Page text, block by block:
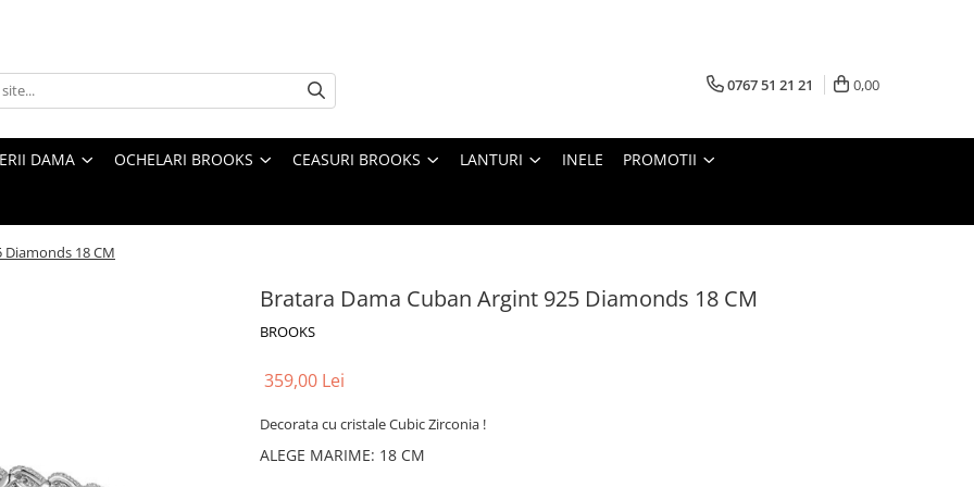
0767 51 21 21 0,00
DAMA OCHELARI BROOKS CEASURI BROOKS LANTURI INELE PROMOTII
18 CM
Bratara Dama Cuban Argint 925 Diamonds 18 CM
BROOKS
359,00 Lei
Decorata cu cristale Cubic Zirconia !
ALEGE MARIME: 18 CM